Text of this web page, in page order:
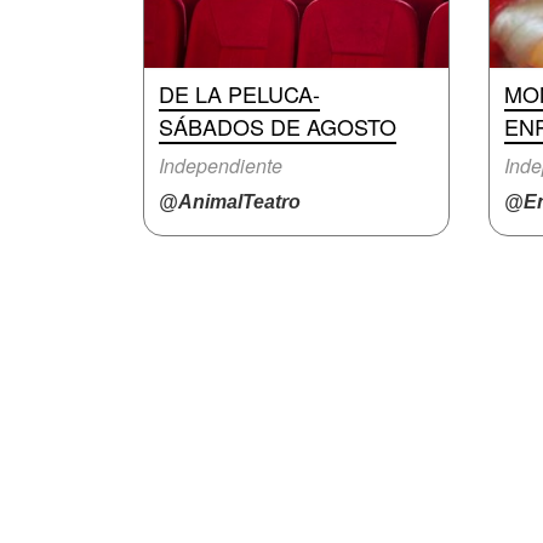
DE LA PELUCA-
SÁBADOS DE AGOSTO
Independiente
@AnimalTeatro